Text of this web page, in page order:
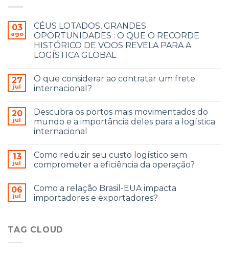
03
ago
CÉUS LOTADOS, GRANDES
OPORTUNIDADES : O QUE O RECORDE
HISTÓRICO DE VOOS REVELA PARA A
LOGÍSTICA GLOBAL
27
jul
O que considerar ao contratar um frete
internacional?
20
jul
Descubra os portos mais movimentados do
mundo e a importância deles para a logística
internacional
13
jul
Como reduzir seu custo logístico sem
comprometer a eficiência da operação?
06
jul
Como a relação Brasil-EUA impacta
importadores e exportadores?
TAG CLOUD